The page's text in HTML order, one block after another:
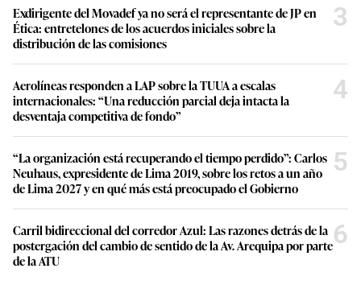
Exdirigente del Movadef ya no será el representante de JP en
Ética: entretelones de los acuerdos iniciales sobre la
distribución de las comisiones
3
Aerolíneas responden a LAP sobre la TUUA a escalas
internacionales: “Una reducción parcial deja intacta la
desventaja competitiva de fondo”
4
“La organización está recuperando el tiempo perdido”: Carlos
Neuhaus, expresidente de Lima 2019, sobre los retos a un año
de Lima 2027 y en qué más está preocupado el Gobierno
5
Carril bidireccional del corredor Azul: Las razones detrás de la
postergación del cambio de sentido de la Av. Arequipa por parte
de la ATU
6